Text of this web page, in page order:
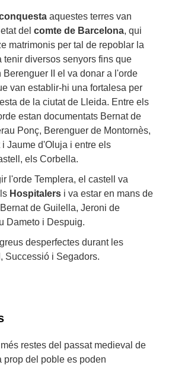
aquestes terres van
del comte de Barcelona, qui
matrimonis per tal de repoblar la
tenir diversos senyors fins que
Berenguer II el va donar a l'orde
van establir-hi una fortalesa per
de la ciutat de Lleida. Entre els
estan documentats Bernat de
Ponç, Berenguer de Montornès,
i Jaume d'Oluja i entre els
els Corbella.
l'orde Templera, el castell va
Hospitalers i va estar en mans de
de Guilella, Jeroni de
Dameto i Despuig.
desperfectes durant les
Successió i Segadors.
restes del passat medieval de
prop del poble es poden